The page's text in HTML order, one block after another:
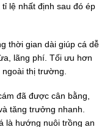
lệ nhất định sau đó ép
thời gian dài giúp cá dễ
lãng phí. Tối ưu hơn
thị trường.
đã được cân bằng,
tăng trưởng nhanh.
là hướng nuôi trồng an